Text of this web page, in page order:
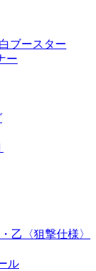
ブースター
ー
乙〈狙撃仕様〉
ル